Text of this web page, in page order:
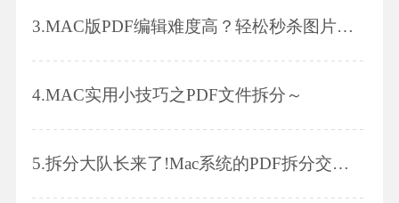
3.MAC版PDF编辑难度高？轻松秒杀图片插入问题！
4.MAC实用小技巧之PDF文件拆分～
5.拆分大队长来了!Mac系统的PDF拆分交给我吧!